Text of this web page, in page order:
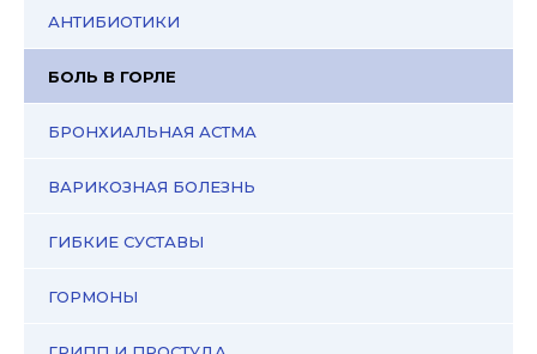
АНТИБИОТИКИ
БОЛЬ В ГОРЛЕ
БРОНХИАЛЬНАЯ АСТМА
ВАРИКОЗНАЯ БОЛЕЗНЬ
ГИБКИЕ СУСТАВЫ
ГОРМОНЫ